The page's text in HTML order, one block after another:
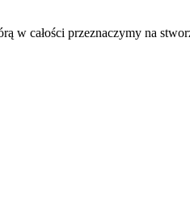
w całości przeznaczymy na